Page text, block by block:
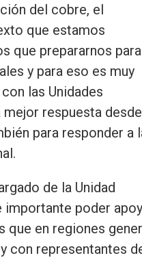
del cobre, el
que estamos
que prepararnos para
y para eso es muy
las Unidades
respuesta desde
para responder a
de la Unidad
importante poder
en regiones
con representantes